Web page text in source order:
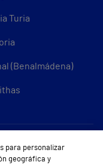
Turia
(Benalmádena)
para personalizar
geográfica y